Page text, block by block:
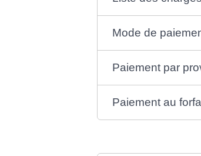
Mode de
Paiement par
Paiement au